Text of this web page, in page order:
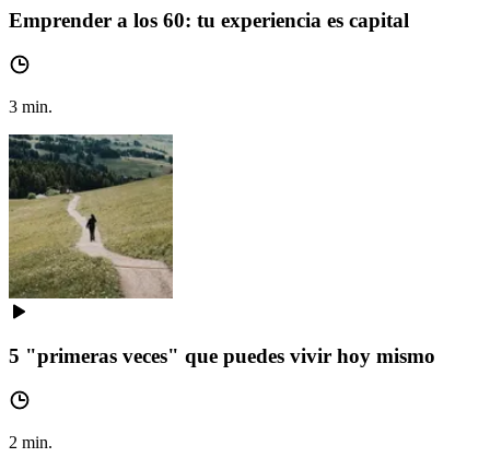
Emprender a los 60: tu experiencia es capital
3 min.
5 "primeras veces" que puedes vivir hoy mismo
2 min.